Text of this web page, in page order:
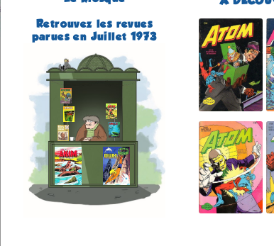
Retrouvez les revues
parues en Juillet 1973
Édité
Dans la
Dans la
Plus